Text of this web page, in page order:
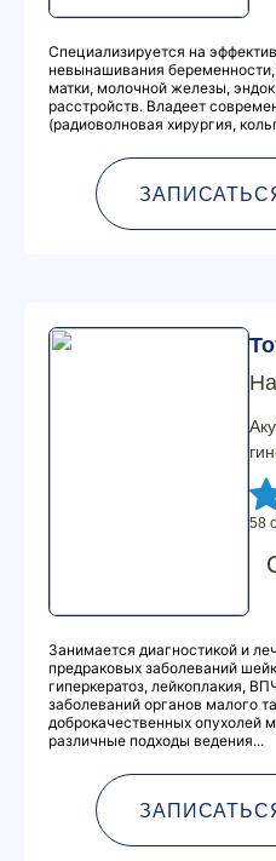
Специализируется на
невынашивания
матки, молочной железы,
расстройств. Владеет
(радиоволновая хирургия,
58
Занимается диагностикой и
предраковых заболеваний
гиперкератоз, лейкоплакия,
заболеваний органов малого
доброкачественных опухолей
различные подходы ведения...